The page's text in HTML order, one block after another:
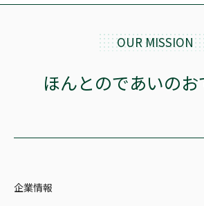
OUR MISSION
ほんとのであいの
企業情報